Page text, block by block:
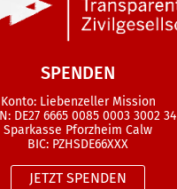
SPENDEN
Konto: Liebenzeller Mission
DE27 6665 0085 0003 3002 34
Sparkasse Pforzheim Calw
BIC: PZHSDE66XXX
JETZT SPENDEN